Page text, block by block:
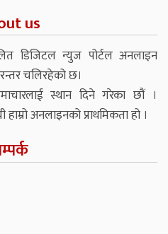
us
डिजिटल न्युज पोर्टल अनलाइन
चलिरहेको छ।
स्थान दिने गरेका छौं ।
अनलाइनको प्राथमिकता हो ।